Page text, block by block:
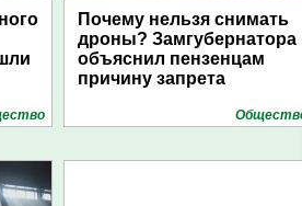
Почему нельзя снимать
дроны? Замгубернатора
объяснил пензенцам
причину запрета